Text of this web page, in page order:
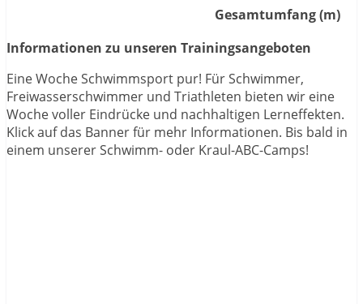
Gesamtumfang (m)
Informationen zu unseren Trainingsangeboten
Eine Woche Schwimmsport pur! Für Schwimmer,
Freiwasserschwimmer und Triathleten bieten wir eine
Woche voller Eindrücke und nachhaltigen Lerneffekten.
Klick auf das Banner für mehr Informationen. Bis bald in
einem unserer Schwimm- oder Kraul-ABC-Camps!